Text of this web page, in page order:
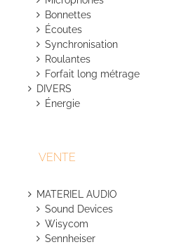
Bonnettes
Écoutes
Synchronisation
Roulantes
Forfait long métrage
DIVERS
Énergie
VENTE
MATERIEL AUDIO
Sound Devices
Wisycom
Sennheiser